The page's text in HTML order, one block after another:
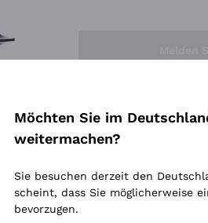
Ca' dei Frati
Biondi Santi
Quintarelli Giuseppe
Möchten Sie im
weitermachen?
Sie besuchen derzeit den
scheint, dass Sie möglicherweise
bevorzugen.